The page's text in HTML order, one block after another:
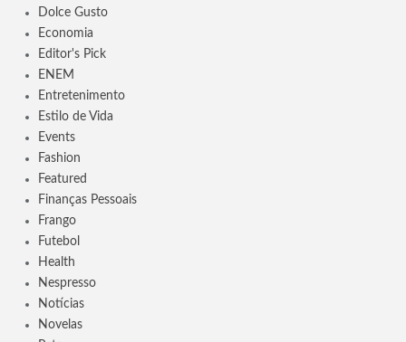
Dolce Gusto
Economia
Editor's Pick
ENEM
Entretenimento
Estilo de Vida
Events
Fashion
Featured
Finanças Pessoais
Frango
Futebol
Health
Nespresso
Notícias
Novelas